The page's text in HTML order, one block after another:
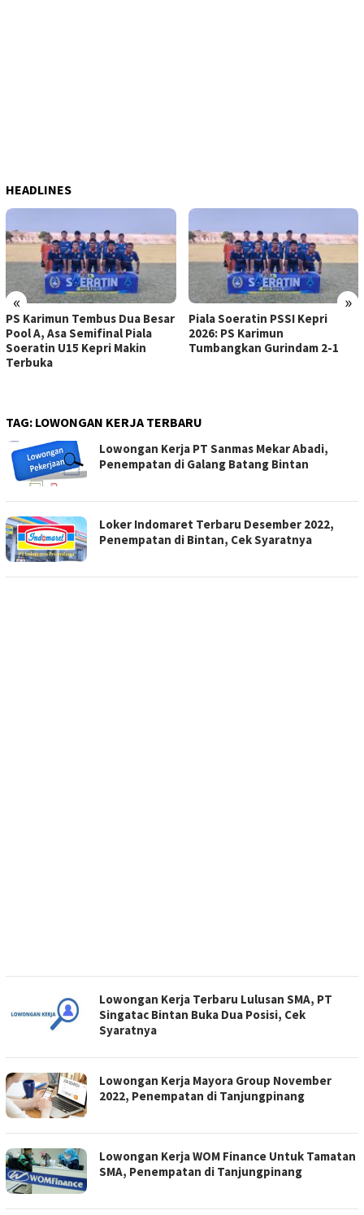
HEADLINES
« »
PS Karimun Tembus Dua Besar
Pool A, Asa Semifinal Piala
Soeratin U15 Kepri Makin
Terbuka
Piala Soeratin PSSI Kepri
2026: PS Karimun
Tumbangkan Gurindam 2-1
TAG: LOWONGAN KERJA TERBARU
Lowongan Kerja PT Sanmas Mekar Abadi,
Penempatan di Galang Batang Bintan
Loker Indomaret Terbaru Desember 2022,
Penempatan di Bintan, Cek Syaratnya
Lowongan Kerja Terbaru Lulusan SMA, PT
Singatac Bintan Buka Dua Posisi, Cek
Syaratnya
Lowongan Kerja Mayora Group November
2022, Penempatan di Tanjungpinang
Lowongan Kerja WOM Finance Untuk Tamatan
SMA, Penempatan di Tanjungpinang